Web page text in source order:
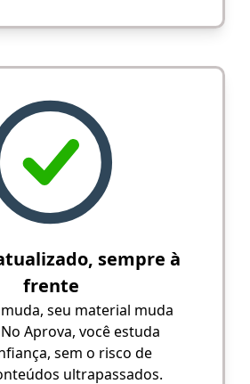
sempre à
frente
seu material muda
Aprova, você estuda
sem o risco de
ultrapassados.